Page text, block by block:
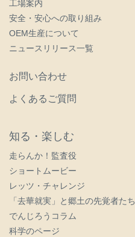
工場案内
安全・安心への取り組み
OEM生産について
ニュースリリース一覧
お問い合わせ
よくあるご質問
知る・楽しむ
走らんか！監査役
ショートムービー
レッツ・チャレンジ
「去華就実」と郷土の先覚者たち
でんじろうコラム
科学のページ